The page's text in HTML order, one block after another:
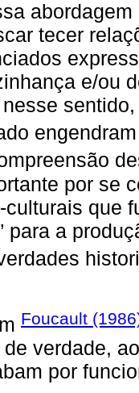
tecer
e/ou
por se
culturais que
para a
Foucault
verdade,
por